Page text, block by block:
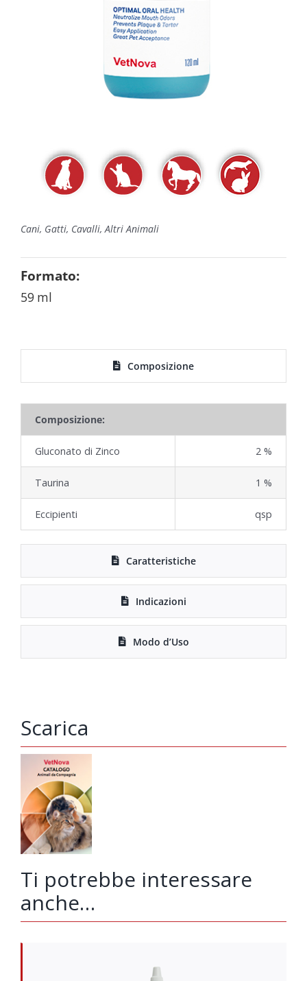
Cani, Gatti, Cavalli, Altri Animali
Formato:
59 ml
Composizione
Composizione:
Gluconato di Zinco 2 %
Taurina 1 %
Eccipienti qsp
Caratteristiche
Indicazioni
Modo d’Uso
Scarica
Ti potrebbe interessare
anche…